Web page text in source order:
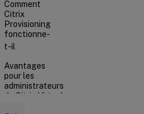
Comment
Citrix
Provisioning
fonctionne-
t-il
Avantages
pour les
administrateurs
de Citrix Virtual